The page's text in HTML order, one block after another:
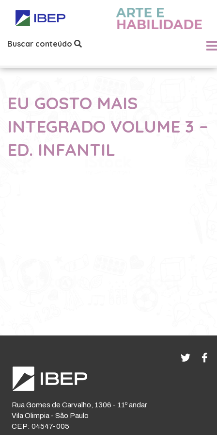
Buscar conteúdo
EU GOSTO MAIS
INTEGRADO VOLUME 3 –
ED. INFANTIL
Rua Gomes de Carvalho, 1306 - 11º andar
Vila Olimpia - São Paulo
CEP: 04547-005